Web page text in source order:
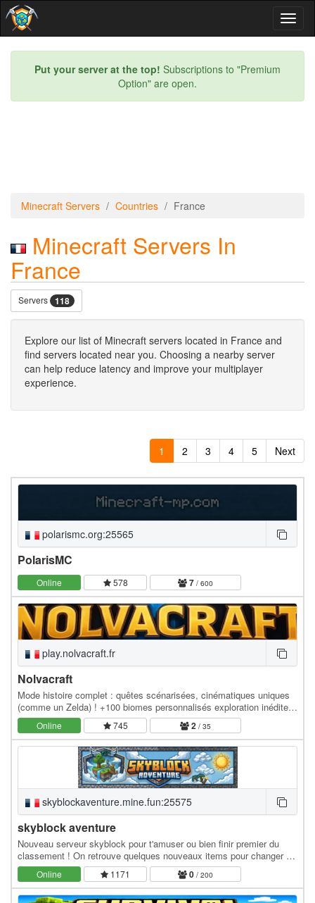
Put your server at the top! Subscriptions to "Premium
Option" are open.
Minecraft Servers Countries France
Minecraft Servers In
France
Servers 118
Explore our list of Minecraft servers located in France and
find servers located near you. Choosing a nearby server
can help reduce latency and improve your multiplayer
experience.
1 2 3 4 5 Next
polarismc.org:25565
PolarisMC
Online 578 7 / 600
play.nolvacraft.fr
Nolvacraft
Mode histoire complet : quêtes scénarisées, cinématiques uniques
(comme un Zelda) ! +100 biomes personnalisés exploration inédite
de biomes incroyables (voir images)…
Online 745 2 / 35
skyblockaventure.mine.fun:25575
skyblock aventure
Nouveau serveur skyblock pour t'amuser ou bien finir premier du
classement ! On retrouve quelques nouveaux items pour changer du
mode vanilla de minecraft. Bientôt un…
Online 1171 0 / 200